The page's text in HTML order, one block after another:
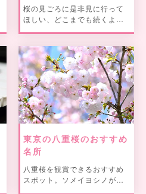
桜の見ごろに是非見に行って
ほしい、どこまでも続くよう
な長い桜並木や桜のトンネル
東京の八重桜のおすすめ
名所
八重桜を観賞できるおすすめ
スポット。ソメイヨシノが散